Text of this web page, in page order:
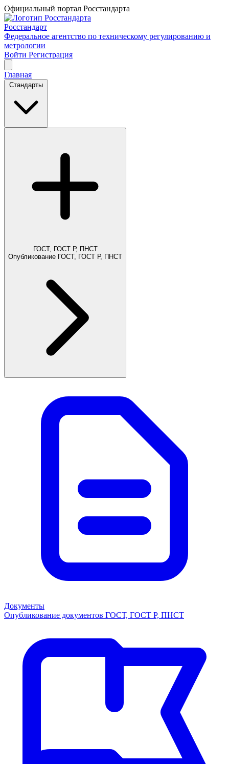
Официальный портал Росстандарта
Росстандарт
Федеральное агентство по техническому регулированию и
метрологии
Войти Регистрация
Главная
Стандарты
ГОСТ, ГОСТ Р, ПНСТ
Опубликование ГОСТ, ГОСТ Р, ПНСТ
Документы
Опубликование документов ГОСТ, ГОСТ Р, ПНСТ